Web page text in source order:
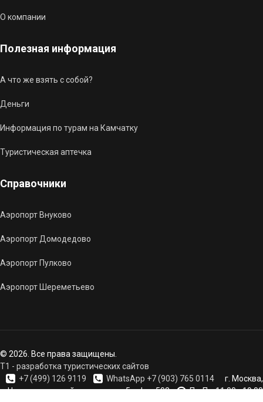
О компании
Полезная информация
А что же взять с собой?
Деньги
Информация по турам на Камчатку
Туристическая аптечка
Справочники
Аэропорт Внуково
Аэропорт Домодедово
Аэропорт Пулково
Аэропорт Шереметьево
© 2026. Все права защищены.
T1 - разработка туристических сайтов
+7 (499) 126 9119
WhatsApp +7 (903) 765 0114
г. Москва,
Черемушкинский проезд, дом 5, офис 503
Пн-Пт. 11:00 - 19:00